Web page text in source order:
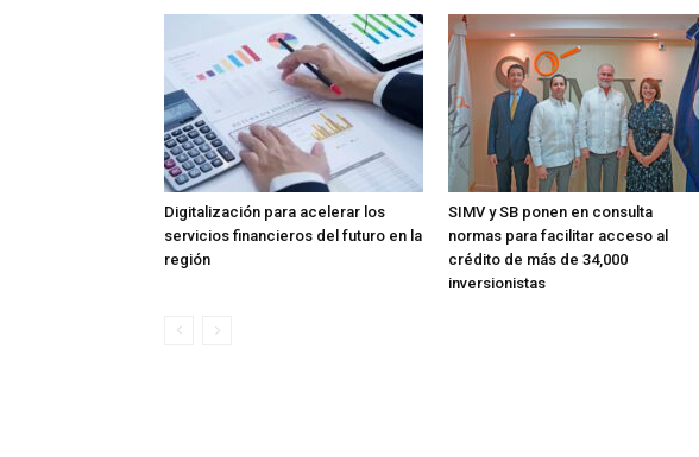
Digitalización para acelerar los
servicios financieros del futuro en la
región
SIMV y SB ponen en consulta
normas para facilitar acceso al
crédito de más de 34,000
inversionistas